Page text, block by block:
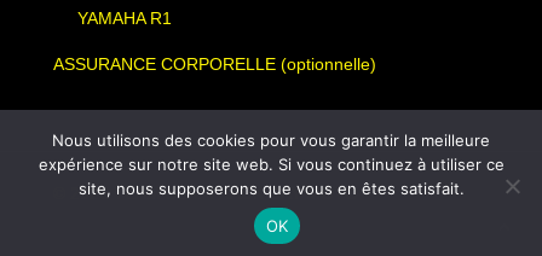
YAMAHA R1
ASSURANCE CORPORELLE (optionnelle)
© 2026 TEAM SLA. TRACK DAY MOTO
Nous utilisons des cookies pour vous garantir la meilleure
expérience sur notre site web. Si vous continuez à utiliser ce
site, nous supposerons que vous en êtes satisfait.
OK